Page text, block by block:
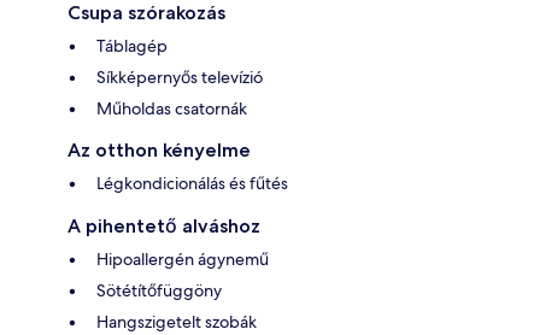
Csupa szórakozás
Táblagép
Síkképernyős televízió
Műholdas csatornák
Az otthon kényelme
Légkondicionálás és fűtés
A pihentető alváshoz
Hipoallergén ágynemű
Sötétítőfüggöny
Hangszigetelt szobák